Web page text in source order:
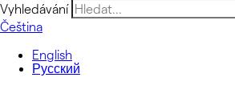
Vyhledávání
Čeština
English
Русский